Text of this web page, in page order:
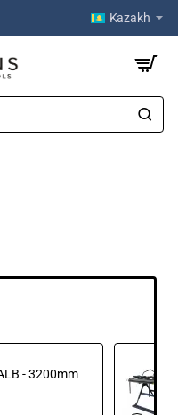
Kazakh
- 3200mm